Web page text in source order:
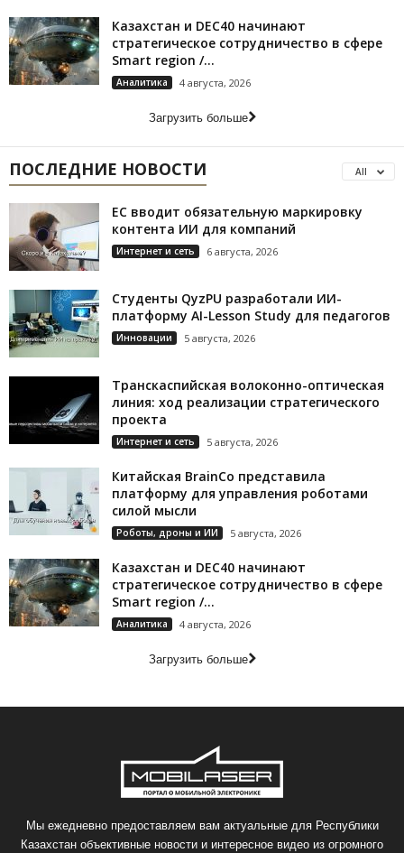
Казахстан и DEC40 начинают
стратегическое сотрудничество в сфере
Smart region /...
Аналитика 4 августа, 2026
Загрузить больше
ПОСЛЕДНИЕ НОВОСТИ All
ЕС вводит обязательную маркировку
контента ИИ для компаний
Интернет и сеть 6 августа, 2026
Студенты QyzPU разработали ИИ-
платформу AI-Lesson Study для педагогов
Инновации 5 августа, 2026
Транскаспийская волоконно-оптическая
линия: ход реализации стратегического
проекта
Интернет и сеть 5 августа, 2026
Китайская BrainCo представила
платформу для управления роботами
силой мысли
Роботы, дроны и ИИ 5 августа, 2026
Казахстан и DEC40 начинают
стратегическое сотрудничество в сфере
Smart region /...
Аналитика 4 августа, 2026
Загрузить больше
Мы ежедневно предоставляем вам актуальные для Республики
Казахстан объективные новости и интересное видео из огромного